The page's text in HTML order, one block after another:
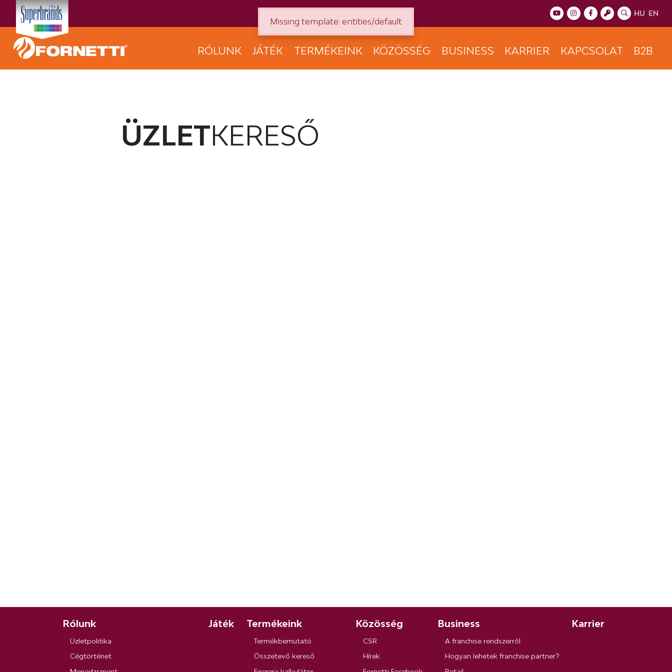
HU EN
RÓLUNK JÁTÉK TERMÉKEINK KÖZÖSSÉG BUSINESS KARRIER KAPCSOLAT B2B
ÜZLETKERESŐ
Rólunk
Üzletpolitika
Cégtörténet
Játék Termékeink
Termékbemutató
Összetevő kereső
Közösség
CSR
Hírek
Business
A franchise rendszerről
Hogyan lehetek franchise partner?
Karrier
Missing template: entities/default